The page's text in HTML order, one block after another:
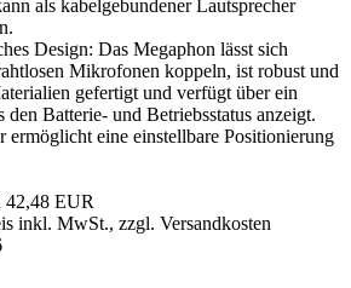
als kabelgebundener Lautsprecher
Design: Das Megaphon lässt sich
Mikrofonen koppeln, ist robust und
gefertigt und verfügt über ein
Batterie- und Betriebsstatus anzeigt.
ermöglicht eine einstellbare Positionierung
42,48 EUR
inkl. MwSt., zzgl. Versandkosten